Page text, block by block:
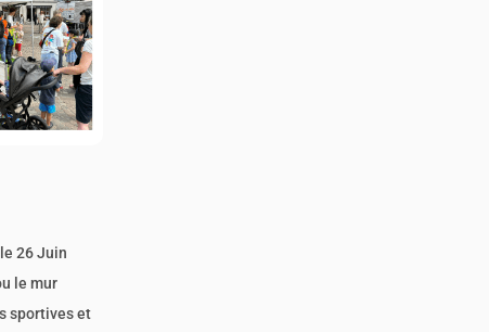
26 Juin
le mur
sportives et